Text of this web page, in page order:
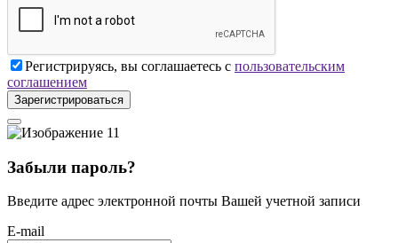
Регистрируясь, вы соглашаетесь с пользовательским
соглашением
Зарегистрироваться
Забыли пароль?
Введите адрес электронной почты Вашей учетной записи
E-mail